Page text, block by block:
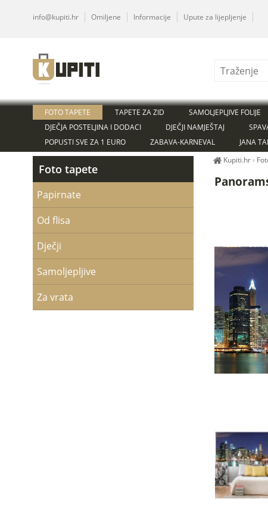
Foto tapete
Papirnate
Od flisa
Dječji
Samoljepljive
Za vrata
FOTO TAPETE TAPETE ZA ZID SAMOLJEPLJIVE FOLIJE
DJEČJA POSTELJINA I DODACI
DJEČJI NAMJEŠTAJ
POPUSTI SVE ZA 1 EURO
ZABAVA-KARNEVAL JANA
Kupiti.hr›
info@kupiti.hr Omiljene Informacije Upute za lijepljenje